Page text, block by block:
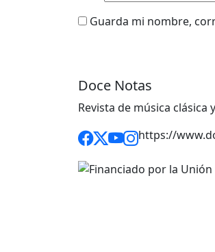
Guarda mi nombre,
Doce Notas
Revista de música clásica
https://